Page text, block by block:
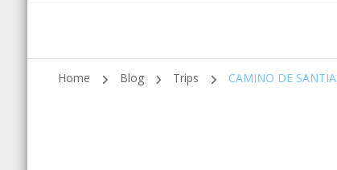
Home Blog Trips CAMINO DE